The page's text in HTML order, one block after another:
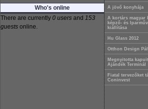
Who's online
There are currently 0 users and 153
guests online.
A jövő konyhája
A kortárs magyar
képző- és
kiállítása
Hu Glass 2012
Otthon Design
Megnyitotta
Ajándék Terminál
Fiatal tervezőket
Coninvest